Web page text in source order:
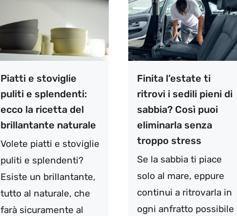
Piatti e stoviglie
puliti e splendenti:
ecco la ricetta del
brillantante naturale
Volete piatti e stoviglie
puliti e splendenti?
Esiste un brillantante,
tutto al naturale, che
farà sicuramente al
Finita l’estate ti
ritrovi i sedili pieni di
sabbia? Così puoi
eliminarla senza
troppo stress
Se la sabbia ti piace
solo al mare, eppure
continui a ritrovarla in
ogni anfratto possibile